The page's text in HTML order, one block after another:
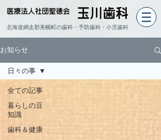
北海道網走郡美幌町の歯科・予防歯科・小児歯科
お知らせ
全ての記事
暮らしの豆
知識
歯科＆健康
日々の事